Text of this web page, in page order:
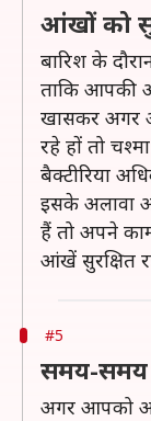
आंखों को
बारिश के
ताकि आपकी
खासकर अगर
रहे हों तो
बैक्टीरिया
इसके अलावा
हैं तो अपने
आंखें सुरक्षित
#5
समय-समय
अगर आपको